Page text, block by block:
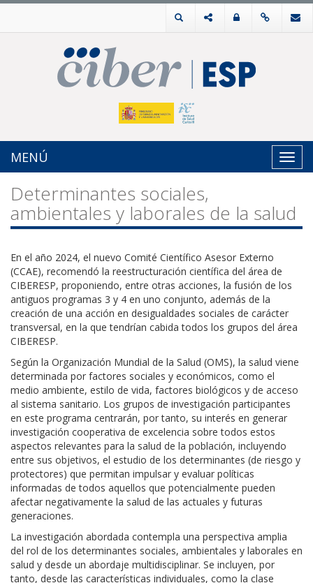
MENÚ
Determinantes sociales,
ambientales y laborales de la salud
En el año 2024, el nuevo Comité Científico Asesor Externo
(CCAE), recomendó la reestructuración científica del área de
CIBERESP, proponiendo, entre otras acciones, la fusión de los
antiguos programas 3 y 4 en uno conjunto, además de la
creación de una acción en desigualdades sociales de carácter
transversal, en la que tendrían cabida todos los grupos del área
CIBERESP.
Según la Organización Mundial de la Salud (OMS), la salud viene
determinada por factores sociales y económicos, como el
medio ambiente, estilo de vida, factores biológicos y de acceso
al sistema sanitario. Los grupos de investigación participantes
en este programa centrarán, por tanto, su interés en generar
investigación cooperativa de excelencia sobre todos estos
aspectos relevantes para la salud de la población, incluyendo
entre sus objetivos, el estudio de los determinantes (de riesgo y
protectores) que permitan impulsar y evaluar políticas
informadas de todos aquellos que potencialmente pueden
afectar negativamente la salud de las actuales y futuras
generaciones.​
La investigación abordada contempla una perspectiva amplia
del rol de los determinantes sociales, ambientales y laborales en
salud y desde un abordaje multidisciplinar. Se incluyen, por
tanto, desde las características individuales, como la clase